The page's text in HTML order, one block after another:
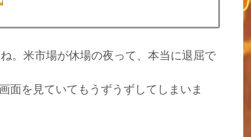
。米市場が休場の夜って、本当に退屈で
面を見ていてもうずうずしてしまいま